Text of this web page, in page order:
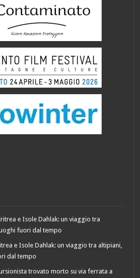
e Isole Dahlak: un viaggio tra
fuori dal tempo
e Isole Dahlak: un viaggio tra altipiani,
dal tempo
trovato morto su via ferrata a